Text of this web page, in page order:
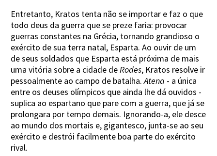
Entretanto, Kratos tenta não se importar e faz o que
todo deus da guerra que se preze faria: provocar
guerras constantes na Grécia, tornando grandioso o
exército de sua terra natal, Esparta. Ao ouvir de um
de seus soldados que Esparta está próxima de mais
uma vitória sobre a cidade deRodes, Kratos resolve ir
pessoalmente ao campo de batalha.Atena - a única
entre os deuses olímpicos que ainda lhe dá ouvidos -
suplica ao espartano que pare com a guerra, que já se
prolongara por tempo demais. Ignorando-a, ele desce
ao mundo dos mortais e, gigantesco, junta-se ao seu
exército e destrói facilmente boa parte do exército
rival.